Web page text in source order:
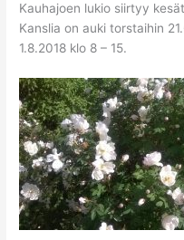
Kauhajoen lukio siirtyy
Kanslia on auki torstaihin
1.8.2018 klo 8 – 15.